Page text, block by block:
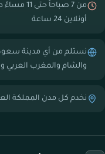
من 7
أونلاين 24 ساعة
نستلم من أي مدينة
والشام والمغرب العربي
نخدم كل مدن المملكة